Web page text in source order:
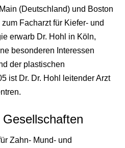
(Deutschland) und Boston
Facharzt für Kiefer- und
erwarb Dr. Hohl in Köln,
besonderen Interessen
der plastischen
ist Dr. Dr. Hohl leitender Arzt
Zahn- Mund- und